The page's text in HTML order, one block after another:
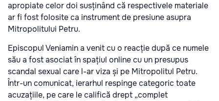
apropiate celor doi susținând că respectivele materiale
ar fi fost folosite ca instrument de presiune asupra
Mitropolitului Petru.
Episcopul Veniamin a venit cu o reacție după ce numele
său a fost asociat în spațiul online cu un presupus
scandal sexual care l-ar viza și pe Mitropolitul Petru.
Într-un comunicat, ierarhul respinge categoric toate
acuzațiile, pe care le califică drept „complet